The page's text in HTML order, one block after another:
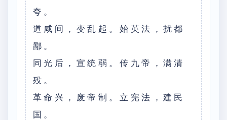
夸。
道咸间，变乱起。始英法，扰都
鄙。
同光后，宣统弱。传九帝，满清
殁。
革命兴，废帝制。立宪法，建民
国。